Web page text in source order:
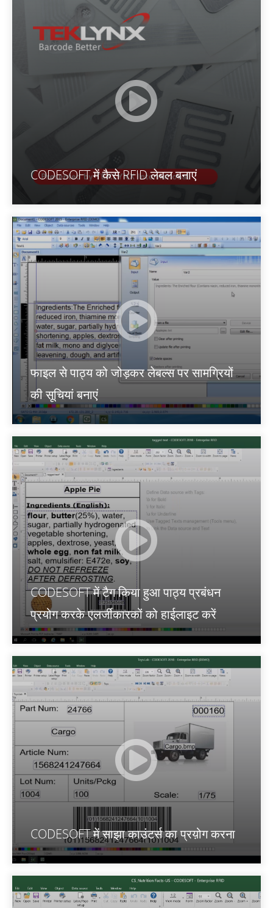
CODESOFT में कैसे RFID लेबल बनाएं
फाइल से पाठ्य को जोड़कर लेबल्स पर सामग्रियों
की सूचियां बनाएं
CODESOFT में टैग किया हुआ पाठ्य प्रबंधन
प्रयोग करके एलर्जीकारकों को हाईलाइट करें
CODESOFT में साझा काउंटर्स का प्रय़ोग करना